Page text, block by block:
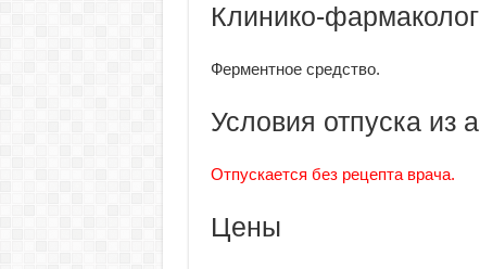
Клинико-
Ферментное средство.
Условия отпуска из
Отпускается без рецепта врача.
Цены